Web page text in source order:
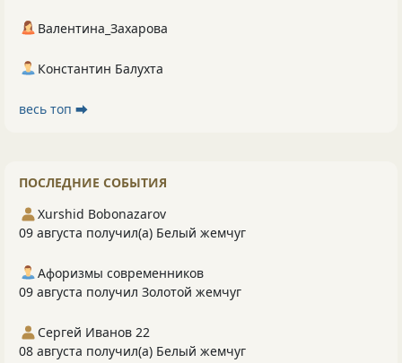
Валентина_Захарова
Константин Балухта
весь топ ⮕
ПОСЛЕДНИЕ СОБЫТИЯ
Xurshid Bobonazarov
09 августа получил(а) Белый жемчуг
Афоризмы современников
09 августа получил Золотой жемчуг
Сергей Иванов 22
08 августа получил(а) Белый жемчуг